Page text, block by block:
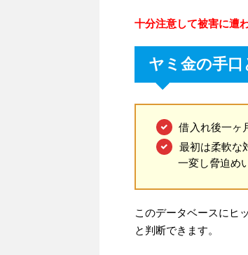
十分注意して被害に遭
ヤミ金の手口
借入れ後一ヶ
最初は柔軟な
一変し脅迫め
このデータベースにヒ
と判断できます。